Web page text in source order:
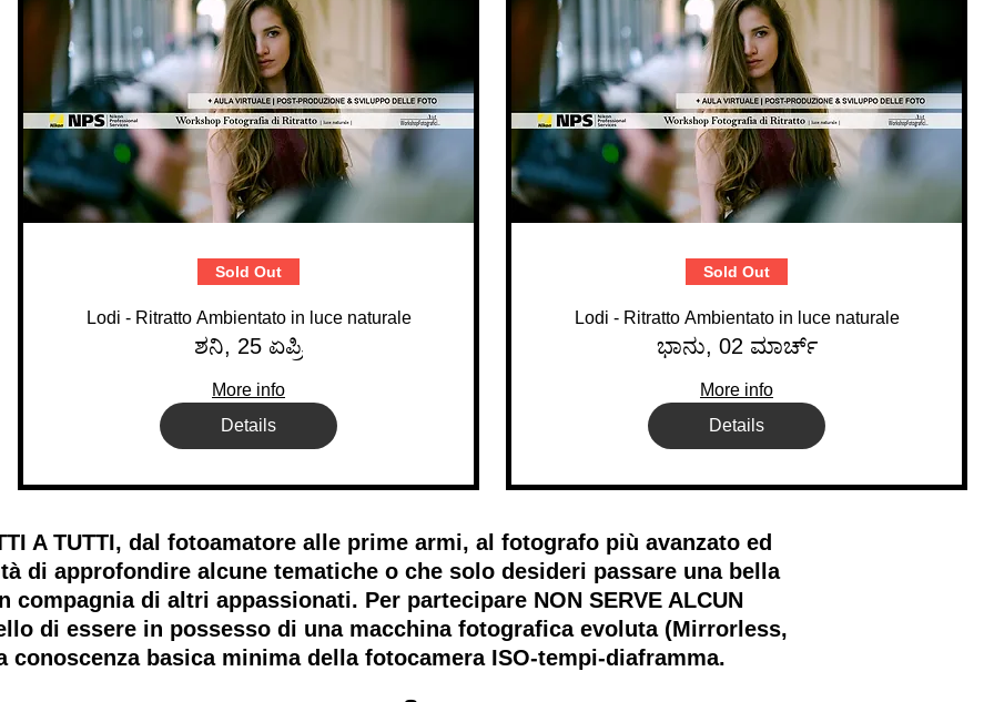
Sold Out
Lodi - Ritratto Ambientato in luce naturale
ಶನಿ, 25 ಏಪ್ರಿ
More info
Details
Sold Out
Lodi - Ritratto Ambientato in luce naturale
ಭಾನು, 02 ಮಾರ್ಚ್
More info
Details
A TUTTI, dal fotoamatore alle prime armi, al fotografo più avanzato ed
di approfondire alcune tematiche o che solo desideri passare una bella
compagnia di altri appassionati. Per partecipare NON SERVE ALCUN
di essere in possesso di una macchina fotografica evoluta (Mirrorless,
conoscenza basica minima della fotocamera ISO-tempi-diaframma.